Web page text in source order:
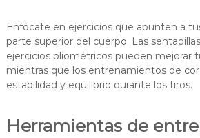
Enfócate en ejercicios que apunten a
parte superior del cuerpo. Las
ejercicios pliométricos pueden mejorar
mientras que los entrenamientos de
estabilidad y equilibrio durante los tiros.
Herramientas de